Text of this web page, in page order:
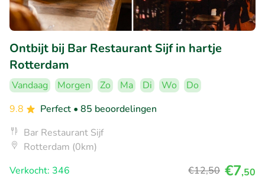
Ontbijt bij Bar Restaurant Sijf in hartje
Rotterdam
Vandaag Morgen Zo Ma Di Wo
Do
9.8
Perfect • 85 beoordelingen
Bar Restaurant Sijf
Rotterdam (0km)
Verkocht: 346
€12,50 €7,50